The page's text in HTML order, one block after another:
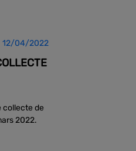
12/04/2022
collecte de
2022.